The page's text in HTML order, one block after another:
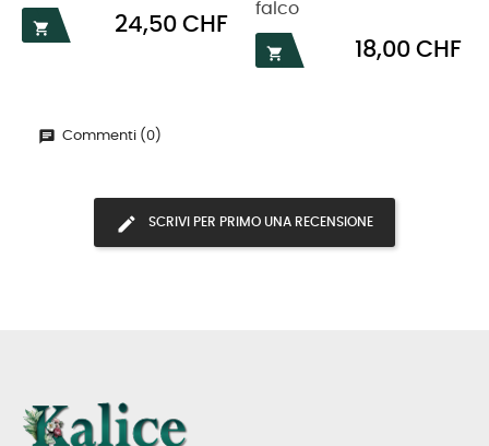

Prezzo
24,50 CHF
falco

Prezzo
18,00 CHF
Commenti (0)
SCRIVI PER PRIMO UNA RECENSIONE